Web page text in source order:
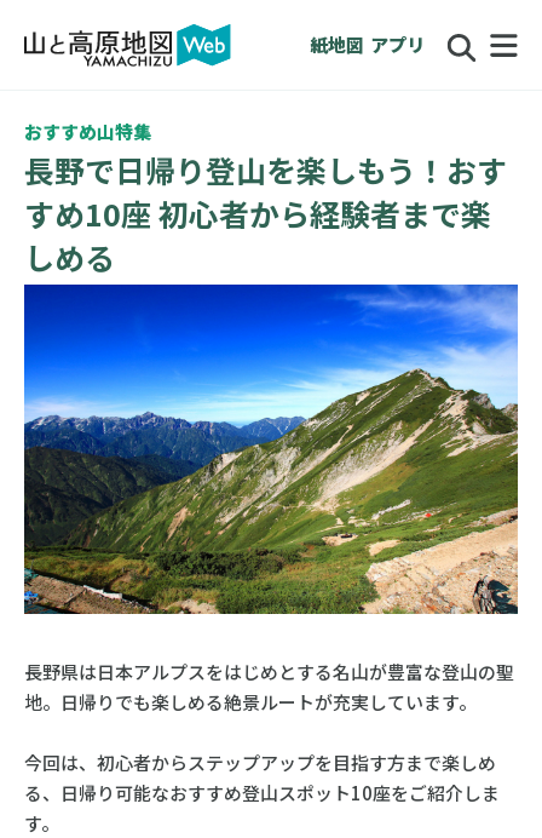
紙地図 アプリ
おすすめ山特集
長野で日帰り登山を楽しもう！おす
すめ10座 初心者から経験者まで楽
しめる
長野県は日本アルプスをはじめとする名山が豊富な登山の聖
地。日帰りでも楽しめる絶景ルートが充実しています。
今回は、初心者からステップアップを目指す方まで楽しめ
る、日帰り可能なおすすめ登山スポット10座をご紹介しま
す。